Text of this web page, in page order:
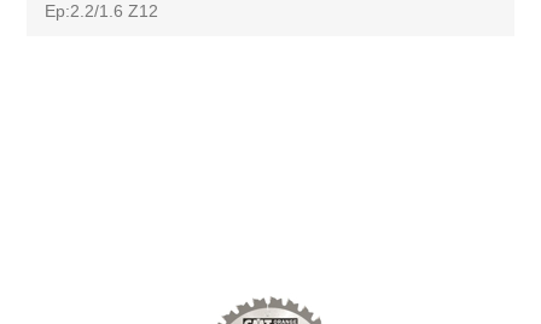
Ep:2.2/1.6 Z12